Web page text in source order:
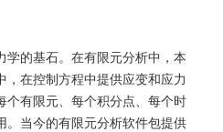
的基石。在有限元分析中，本
在控制方程中提供应变和应力
个有限元、每个积分点、每个时
。当今的有限元分析软件包提供